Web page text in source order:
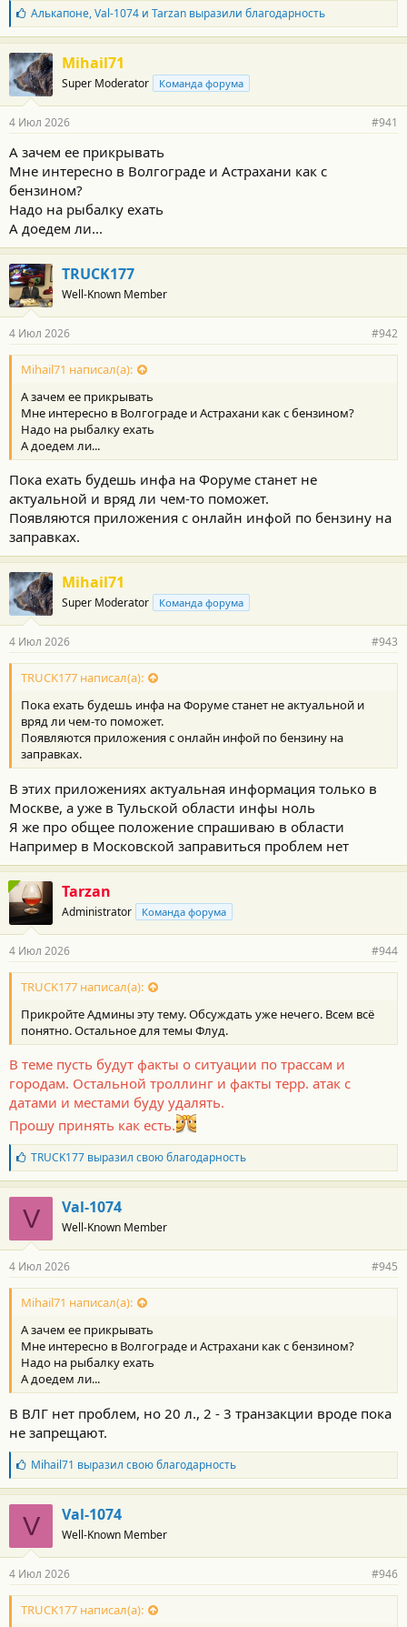
Б
л
а
г
о
д
а
н
с
т
и
Алькапоне,Val-1074и Tarzanвыразили благодарность
Mihail71
Super Moderator Команда форума
4 Июл 2026 #941
А зачем ее прикрывать
Мне интересно в Волгограде и Астрахани как с
бензином?
Надо на рыбалку ехать
А доедем ли...
TRUCK177
Well-Known Member
4 Июл 2026 #942
Mihail71 написал(а):
А зачем ее прикрывать
Мне интересно в Волгограде и Астрахани как с бензином?
Надо на рыбалку ехать
А доедем ли...
Пока ехать будешь инфа на Форуме станет не
актуальной и вряд ли чем-то поможет.
Появляются приложения с онлайн инфой по бензину на
заправках.
Mihail71
Super Moderator Команда форума
4 Июл 2026 #943
TRUCK177 написал(а):
Пока ехать будешь инфа на Форуме станет не актуальной и
вряд ли чем-то поможет.
Появляются приложения с онлайн инфой по бензину на
заправках.
В этих приложениях актуальная информация только в
Москве, а уже в Тульской области инфы ноль
Я же про общее положение спрашиваю в области
Например в Московской заправиться проблем нет
Tarzan
Administrator Команда форума
4 Июл 2026 #944
TRUCK177 написал(а):
Прикройте Админы эту тему. Обсуждать уже нечего. Всем всё
понятно. Остальное для темы Флуд.
В теме пусть будут факты о ситуации по трассам и
городам. Остальной троллинг и факты терр. атак с
датами и местами буду удалять.
Прошу принять как есть.
Б
л
а
г
о
д
а
н
о
с
и
:
TRUCK177выразил свою благодарность
V Val-1074
Well-Known Member
4 Июл 2026 #945
Mihail71 написал(а):
А зачем ее прикрывать
Мне интересно в Волгограде и Астрахани как с бензином?
Надо на рыбалку ехать
А доедем ли...
В ВЛГ нет проблем, но 20 л., 2 - 3 транзакции вроде пока
не запрещают.
Б
л
а
г
о
д
а
н
о
с
Mihail71 выразил свою благодарность
V Val-1074
Well-Known Member
4 Июл 2026 #946
TRUCK177 написал(а):